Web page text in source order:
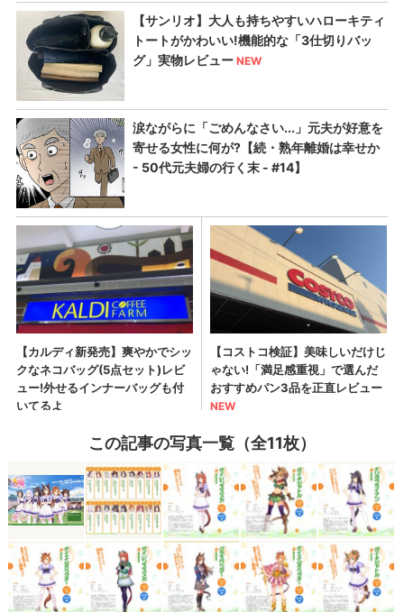
この記事の写真一覧（全11枚）